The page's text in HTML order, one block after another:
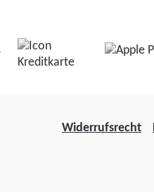
Widerrufsrecht